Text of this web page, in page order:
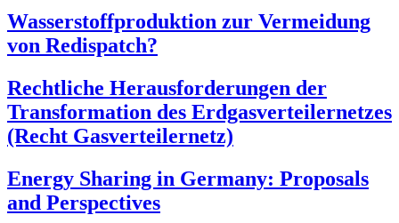
Wasserstoffproduktion zur Vermeidung
von Redispatch?
Rechtliche Herausforderungen der
Transformation des Erdgasverteilernetzes
(Recht Gasverteilernetz)
Energy Sharing in Germany: Proposals
and Perspectives